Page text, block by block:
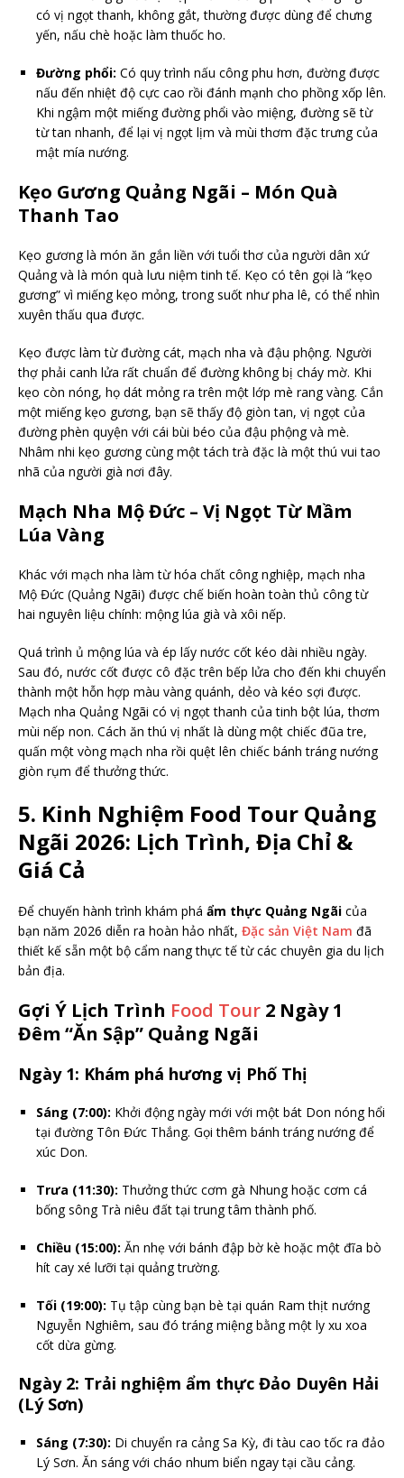
có vị ngọt thanh, không gắt, thường được dùng để chưng
yến, nấu chè hoặc làm thuốc ho.
Đường phổi: Có quy trình nấu công phu hơn, đường được
nấu đến nhiệt độ cực cao rồi đánh mạnh cho phồng xốp lên.
Khi ngậm một miếng đường phổi vào miệng, đường sẽ từ
từ tan nhanh, để lại vị ngọt lịm và mùi thơm đặc trưng của
mật mía nướng.
Kẹo Gương Quảng Ngãi – Món Quà
Thanh Tao
Kẹo gương là món ăn gắn liền với tuổi thơ của người dân xứ
Quảng và là món quà lưu niệm tinh tế. Kẹo có tên gọi là “kẹo
gương” vì miếng kẹo mỏng, trong suốt như pha lê, có thể nhìn
xuyên thấu qua được.
Kẹo được làm từ đường cát, mạch nha và đậu phộng. Người
thợ phải canh lửa rất chuẩn để đường không bị cháy mờ. Khi
kẹo còn nóng, họ dát mỏng ra trên một lớp mè rang vàng. Cắn
một miếng kẹo gương, bạn sẽ thấy độ giòn tan, vị ngọt của
đường phèn quyện với cái bùi béo của đậu phộng và mè.
Nhâm nhi kẹo gương cùng một tách trà đặc là một thú vui tao
nhã của người già nơi đây.
Mạch Nha Mộ Đức – Vị Ngọt Từ Mầm
Lúa Vàng
Khác với mạch nha làm từ hóa chất công nghiệp, mạch nha
Mộ Đức (Quảng Ngãi) được chế biến hoàn toàn thủ công từ
hai nguyên liệu chính: mộng lúa già và xôi nếp.
Quá trình ủ mộng lúa và ép lấy nước cốt kéo dài nhiều ngày.
Sau đó, nước cốt được cô đặc trên bếp lửa cho đến khi chuyển
thành một hỗn hợp màu vàng quánh, dẻo và kéo sợi được.
Mạch nha Quảng Ngãi có vị ngọt thanh của tinh bột lúa, thơm
mùi nếp non. Cách ăn thú vị nhất là dùng một chiếc đũa tre,
quấn một vòng mạch nha rồi quệt lên chiếc bánh tráng nướng
giòn rụm để thưởng thức.
5. Kinh Nghiệm Food Tour Quảng
Ngãi 2026: Lịch Trình, Địa Chỉ &
Giá Cả
Để chuyến hành trình khám phá ẩm thực Quảng Ngãi của
bạn năm 2026 diễn ra hoàn hảo nhất, Đặc sản Việt Nam đã
thiết kế sẵn một bộ cẩm nang thực tế từ các chuyên gia du lịch
bản địa.
Gợi Ý Lịch Trình Food Tour 2 Ngày 1
Đêm “Ăn Sập” Quảng Ngãi
Ngày 1: Khám phá hương vị Phố Thị
Sáng (7:00): Khởi động ngày mới với một bát Don nóng hổi
tại đường Tôn Đức Thắng. Gọi thêm bánh tráng nướng để
xúc Don.
Trưa (11:30): Thưởng thức cơm gà Nhung hoặc cơm cá
bống sông Trà niêu đất tại trung tâm thành phố.
Chiều (15:00): Ăn nhẹ với bánh đập bờ kè hoặc một đĩa bò
hít cay xé lưỡi tại quảng trường.
Tối (19:00): Tụ tập cùng bạn bè tại quán Ram thịt nướng
Nguyễn Nghiêm, sau đó tráng miệng bằng một ly xu xoa
cốt dừa gừng.
Ngày 2: Trải nghiệm ẩm thực Đảo Duyên Hải
(Lý Sơn)
Sáng (7:30): Di chuyển ra cảng Sa Kỳ, đi tàu cao tốc ra đảo
Lý Sơn. Ăn sáng với cháo nhum biển ngay tại cầu cảng.